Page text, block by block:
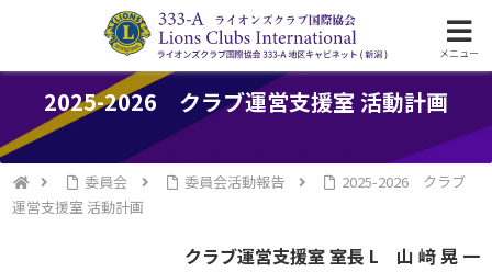
ライオンズクラブ国際協会333-A地区の活動
2025-2026 クラブ運営支援室 活動計画
委員会 委員会活動報告
2025-2026 クラブ
運営支援室 活動計画
クラブ運営支援室 室長 L 山 﨑 晃 一
メニュー